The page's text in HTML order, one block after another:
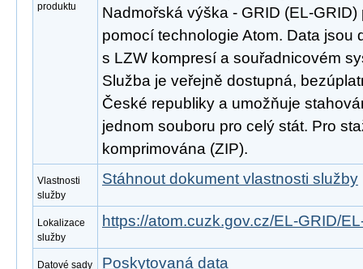
produktu
Nadmořská výška - GRID (EL-
pomocí technologie Atom. Data jsou
s LZW kompresí a souřadnicovém
Služba je veřejně dostupná,
České republiky a umožňuje
jednom souboru pro celý stát. Pro
komprimována (ZIP).
Vlastnosti
služby
Stáhnout dokument vlastnosti služby
Lokalizace
služby
https://atom.cuzk.gov.cz/EL-GRID/
Datové sady
Poskytovaná data